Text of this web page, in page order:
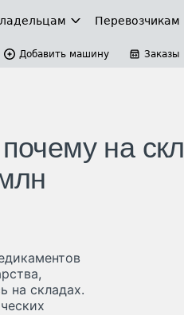
Перевозчикам
Добавить машину Заказы
на
на складах.